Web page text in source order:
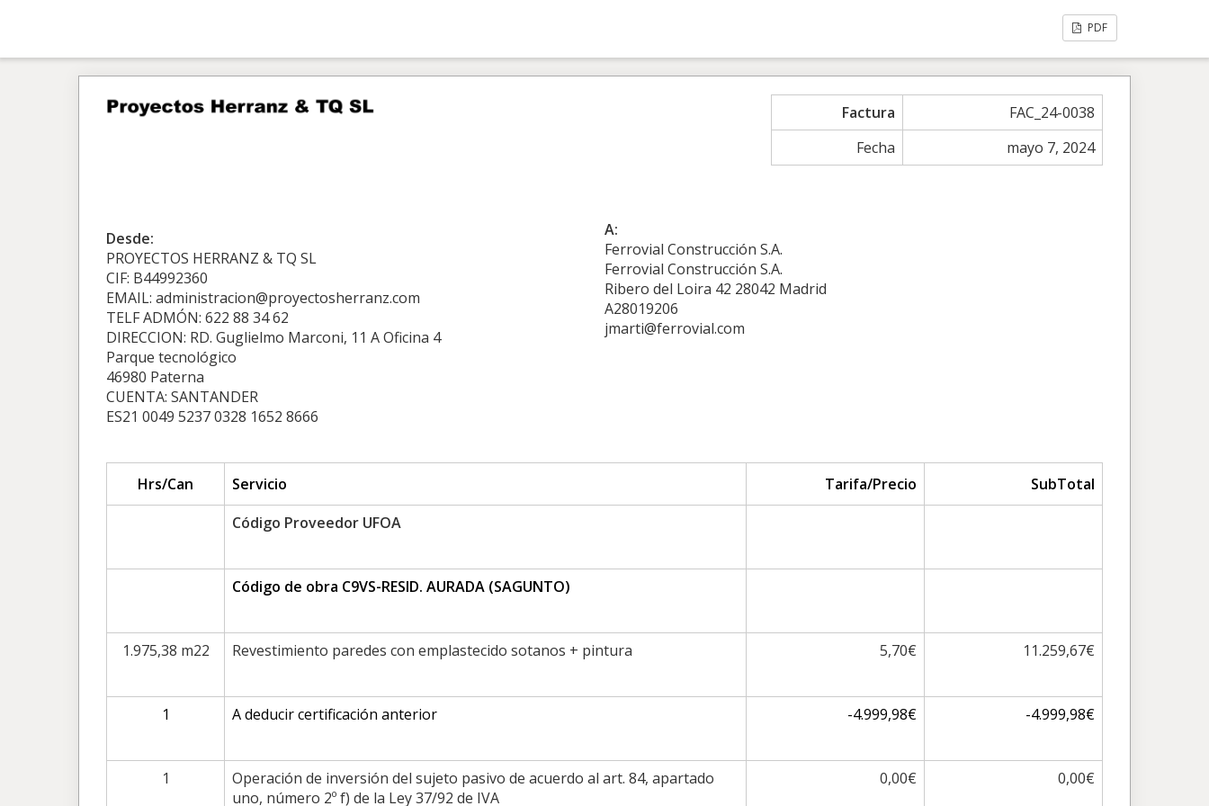
PDF
Factura
FAC_24-0038
Fecha
mayo 7, 2024
Desde:
PROYECTOS HERRANZ & TQ SL
CIF: B44992360
EMAIL: administracion@proyectosherranz.com
TELF ADMÓN: 622 88 34 62
DIRECCION: RD. Guglielmo Marconi, 11 A Oficina 4
Parque tecnológico
46980 Paterna
CUENTA: SANTANDER
ES21 0049 5237 0328 1652 8666
A:
Ferrovial Construcción S.A.
Ferrovial Construcción S.A.
Ribero del Loira 42 28042 Madrid
A28019206
jmarti@ferrovial.com
Hrs/Can Servicio Tarifa/Precio
SubTotal
Código Proveedor UFOA
Código de obra C9VS-RESID. AURADA (SAGUNTO)
1.975,38 m22 Revestimiento paredes con emplastecido sotanos + pintura 5,70€ 11.259,67€
1 A deducir certificación anterior -4.999,98€ -4.999,98€
1
Operación de inversión del sujeto pasivo de acuerdo al art. 84, apartado
uno, número 2º f) de la Ley 37/92 de IVA
0,00€ 0,00€